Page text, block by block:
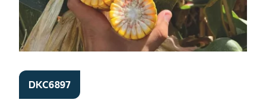
DKC6897